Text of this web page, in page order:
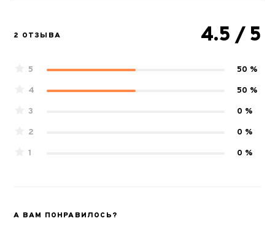
2 ОТЗЫВА 4.5 / 5
5
50 %
4
50 %
3
0 %
2
0 %
1
0 %
А ВАМ ПОНРАВИЛОСЬ?